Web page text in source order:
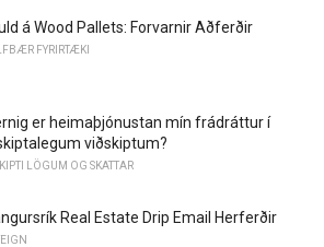
á Wood Pallets: Forvarnir Aðferðir
FYRIRTÆKI
er heimaþjónustan mín frádráttur í
viðskiptum?
LÖGUM OG SKATTAR
Real Estate Drip Email Herferðir